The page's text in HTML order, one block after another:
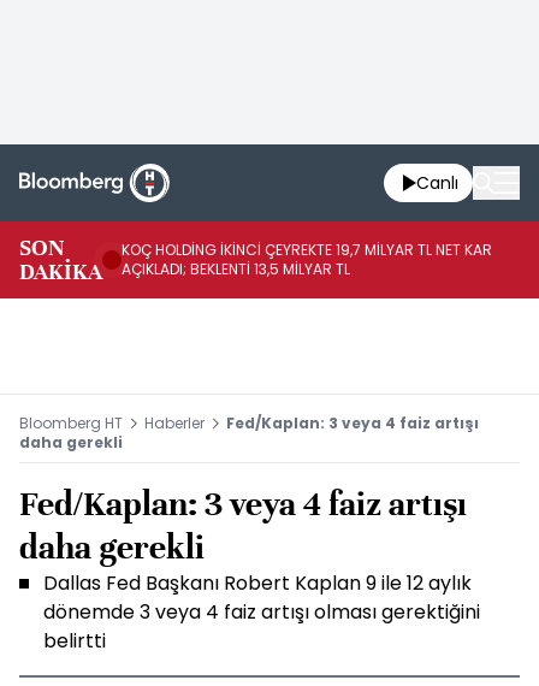
Canlı
SON
DAKİKA
KOÇ HOLDİNG İKİNCİ ÇEYREKTE 19,7 MİLYAR TL NET KAR
AÇIKLADI; BEKLENTİ 13,5 MİLYAR TL
Bloomberg HT Haberler
Fed/Kaplan: 3 veya 4 faiz artışı
daha gerekli
Fed/Kaplan: 3 veya 4 faiz artışı
daha gerekli
Dallas Fed Başkanı Robert Kaplan 9 ile 12 aylık
dönemde 3 veya 4 faiz artışı olması gerektiğini
belirtti